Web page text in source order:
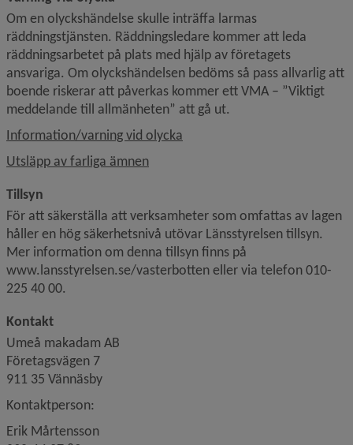
Om en olyckshändelse skulle inträffa larmas
räddningstjänsten. Räddningsledare kommer att leda
räddningsarbetet på plats med hjälp av företagets
ansvariga. Om olyckshändelsen bedöms så pass allvarlig att
boende riskerar att påverkas kommer ett VMA – ”Viktigt
meddelande till allmänheten” att gå ut.
Information/varning vid olycka
Utsläpp av farliga ämnen
Tillsyn
För att säkerställa att verksamheter som omfattas av lagen
håller en hög säkerhetsnivå utövar Länsstyrelsen tillsyn.
Mer information om denna tillsyn finns på
www.lansstyrelsen.se/vasterbotten eller via telefon 010-
225 40 00.
Kontakt
Umeå makadam AB
Företagsvägen 7
911 35 Vännäsby
Kontaktperson:
Erik Mårtensson